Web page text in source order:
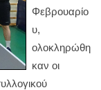
Φεβρουαρίο
υ,
ολοκληρώθη
καν οι